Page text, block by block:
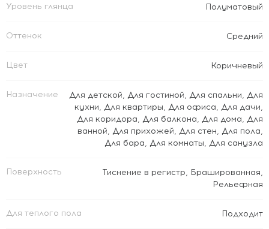
Уровень глянца Полуматовый
Оттенок Средний
Цвет Коричневый
Назначение Для детской, Для гостиной, Для спальни, Для
кухни, Для квартиры, Для офиса, Для дачи,
Для коридора, Для балкона, Для дома, Для
ванной, Для прихожей, Для стен, Для пола,
Для бара, Для комнаты, Для санузла
Поверхность Тиснение в регистр, Брашированная,
Рельефная
Для теплого пола Подходит